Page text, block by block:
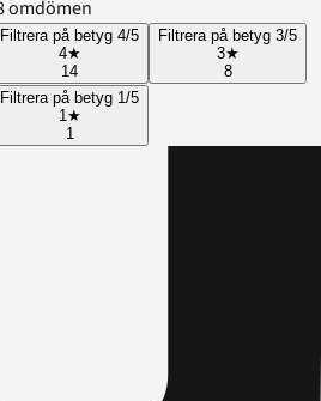
omdömen
Filtrera på betyg 4/5
4★
14
Filtrera på betyg 3/5
3★
8
Filtrera på betyg 1/5
1★
1